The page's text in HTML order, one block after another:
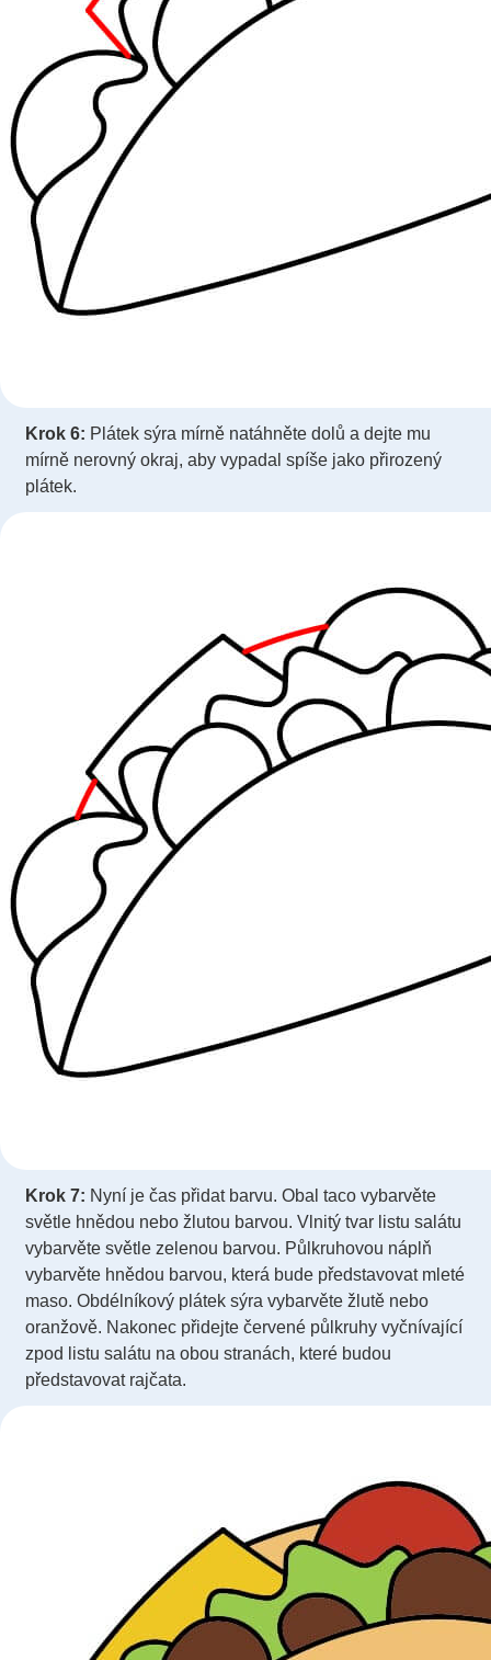
Krok 6: Plátek sýra mírně natáhněte dolů a dejte mu
mírně nerovný okraj, aby vypadal spíše jako přirozený
plátek.
Krok 7: Nyní je čas přidat barvu. Obal taco vybarvěte
světle hnědou nebo žlutou barvou. Vlnitý tvar listu salátu
vybarvěte světle zelenou barvou. Půlkruhovou náplň
vybarvěte hnědou barvou, která bude představovat mleté
​​maso. Obdélníkový plátek sýra vybarvěte žlutě nebo
oranžově. Nakonec přidejte červené půlkruhy vyčnívající
zpod listu salátu na obou stranách, které budou
představovat rajčata.